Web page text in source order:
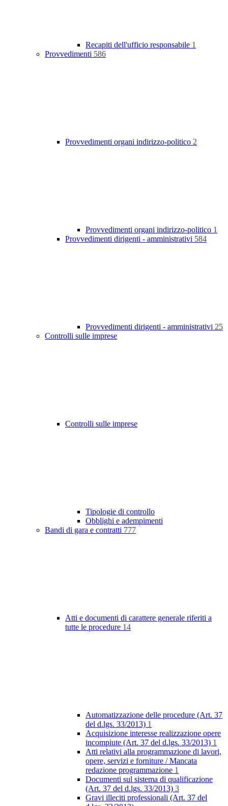
Recapiti dell'ufficio responsabile 1
Provvedimenti 586
Provvedimenti organi indirizzo-politico 2
Provvedimenti organi indirizzo-politico 1
Provvedimenti dirigenti - amministrativi 584
Provvedimenti dirigenti - amministrativi 25
Controlli sulle imprese
Controlli sulle imprese
Tipologie di controllo
Obblighi e adempimenti
Bandi di gara e contratti 777
Atti e documenti di carattere generale riferiti a
tutte le procedure 14
Automatizzazione delle procedure (Art. 37
del d.lgs. 33/2013) 1
Acquisizione interesse realizzazione opere
incompiute (Art. 37 del d.lgs. 33/2013) 1
Atti relativi alla programmazione di lavori,
opere, servizi e forniture / Mancata
redazione programmazione 1
Documenti sul sistema di qualificazione
(Art. 37 del d.lgs. 33/2013) 3
Gravi illeciti professionali (Art. 37 del